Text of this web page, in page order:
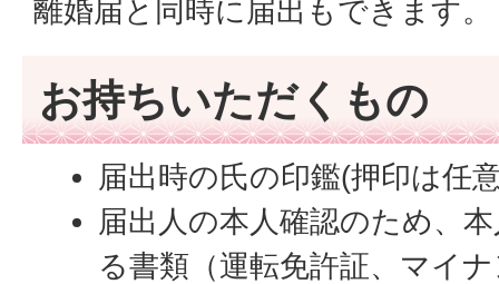
離婚届と同時に届出もできます。
お持ちいただくもの
届出時の氏の印鑑(押印は任
届出人の本人確認のため、
る書類（運転免許証、マイ